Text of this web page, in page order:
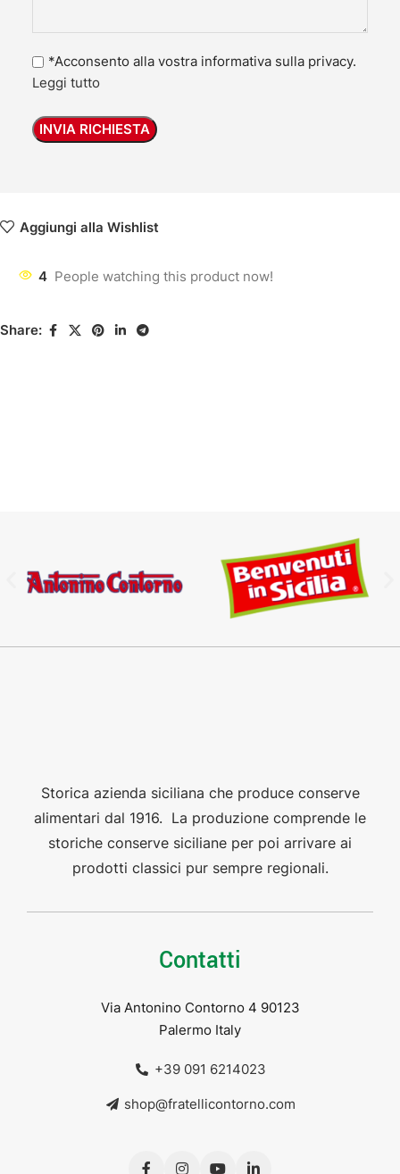
*Acconsento alla vostra informativa sulla privacy.
Leggi tutto
Aggiungi alla Wishlist
4 People watching this product now!
Share:
Storica azienda siciliana che produce conserve
alimentari dal 1916. La produzione comprende le
storiche conserve siciliane per poi arrivare ai
prodotti classici pur sempre regionali.
Contatti
Via Antonino Contorno 4 90123
Palermo Italy
+39 091 6214023
shop@fratellicontorno.com